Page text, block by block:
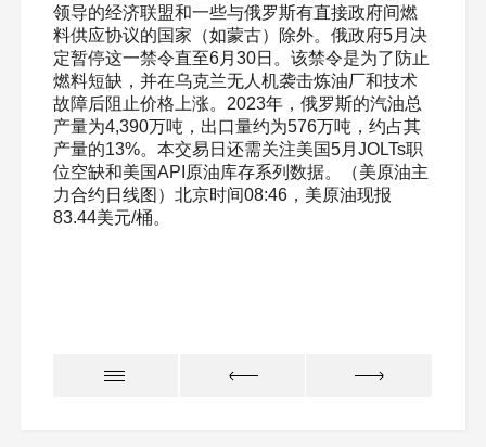
领导的经济联盟和一些与俄罗斯有直接政府间燃
料供应协议的国家（如蒙古）除外。俄政府5月决
定暂停这一禁令直至6月30日。该禁令是为了防止
燃料短缺，并在乌克兰无人机袭击炼油厂和技术
故障后阻止价格上涨。2023年，俄罗斯的汽油总
产量为4,390万吨，出口量约为576万吨，约占其
产量的13%。本交易日还需关注美国5月JOLTs职
位空缺和美国API原油库存系列数据。（美原油主
力合约日线图）北京时间08:46，美原油现报
83.44美元/桶。